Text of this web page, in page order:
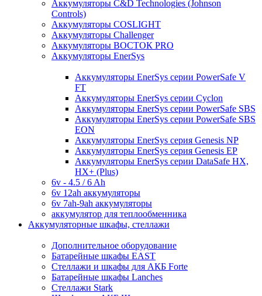
Аккумуляторы С&D Technologies (Johnson
Controls)
Аккумуляторы COSLIGHT
Аккумуляторы Challenger
Аккумуляторы ВОСТОК PRO
Аккумуляторы EnerSys
Аккумуляторы EnerSys серии PowerSafe V
FT
Аккумуляторы EnerSys серии Cyclon
Аккумуляторы EnerSys серии PowerSafe SBS
Аккумуляторы EnerSys серии PowerSafe SBS
EON
Аккумуляторы EnerSys серия Genesis NP
Аккумуляторы EnerSys серия Genesis EP
Аккумуляторы EnerSys серии DataSafe HX,
HX+ (Plus)
6v - 4.5 / 6 Ah
6v 12ah аккумуляторы
6v 7ah-9ah аккумуляторы
аккумулятор для теплообменника
Аккумуляторные шкафы, стеллажи
Дополнительное оборудование
Батарейные шкафы EAST
Стеллажи и шкафы для АКБ Forte
Батарейные шкафы Lanches
Стеллажи Stark